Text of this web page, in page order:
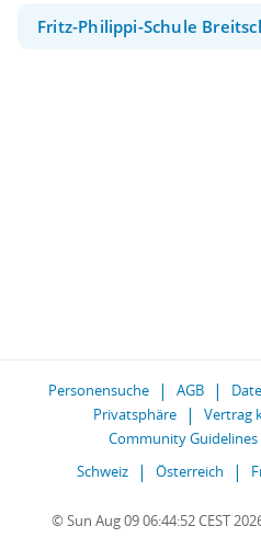
Fritz-Philippi-Schule
Personensuche AGB
Privatsphäre
Vertrag
Community Guidelines
Schweiz
Österreich
© Sun Aug 09 06:44:52 CEST